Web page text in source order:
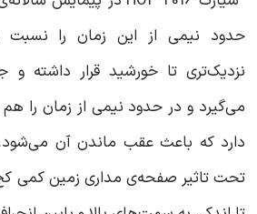
حدود نیمی از این زمان را نسبت
نزدیک‌تری تا خورشید قرار داشته و
می‌گیرد و در حدود نیمی از زمان را هم
دارد که باعث عقب ماندن آن
تحت تاثیر صفحه‌ی مداری زمین کمی